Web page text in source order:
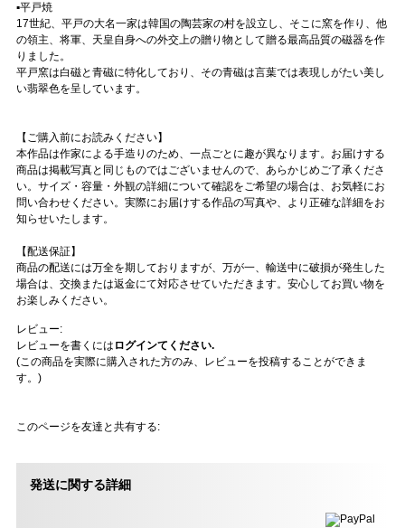
▪️平戸焼
17世紀、平戸の大名一家は韓国の陶芸家の村を設立し、そこに窯を作り、他
の領主、将軍、天皇自身への外交上の贈り物として贈る最高品質の磁器を作
りました。
平戸窯は白磁と青磁に特化しており、その青磁は言葉では表現しがたい美し
い翡翠色を呈しています。
【ご購入前にお読みください】
本作品は作家による手造りのため、一点ごとに趣が異なります。お届けする
商品は掲載写真と同じものではございませんので、あらかじめご了承くださ
い。サイズ・容量・外観の詳細について確認をご希望の場合は、お気軽にお
問い合わせください。実際にお届けする作品の写真や、より正確な詳細をお
知らせいたします。
【配送保証】
商品の配送には万全を期しておりますが、万が一、輸送中に破損が発生した
場合は、交換または返金にて対応させていただきます。安心してお買い物を
お楽しみください。
レビュー:
レビューを書くには ログインてください.
(この商品を実際に購入された方のみ、レビューを投稿することができま
す。)
このページを友達と共有する:
発送に関する詳細